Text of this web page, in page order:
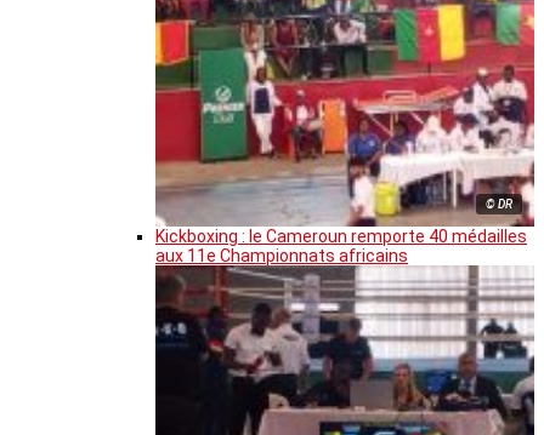
© DR
Kickboxing : le Cameroun remporte 40 médailles
aux 11e Championnats africains